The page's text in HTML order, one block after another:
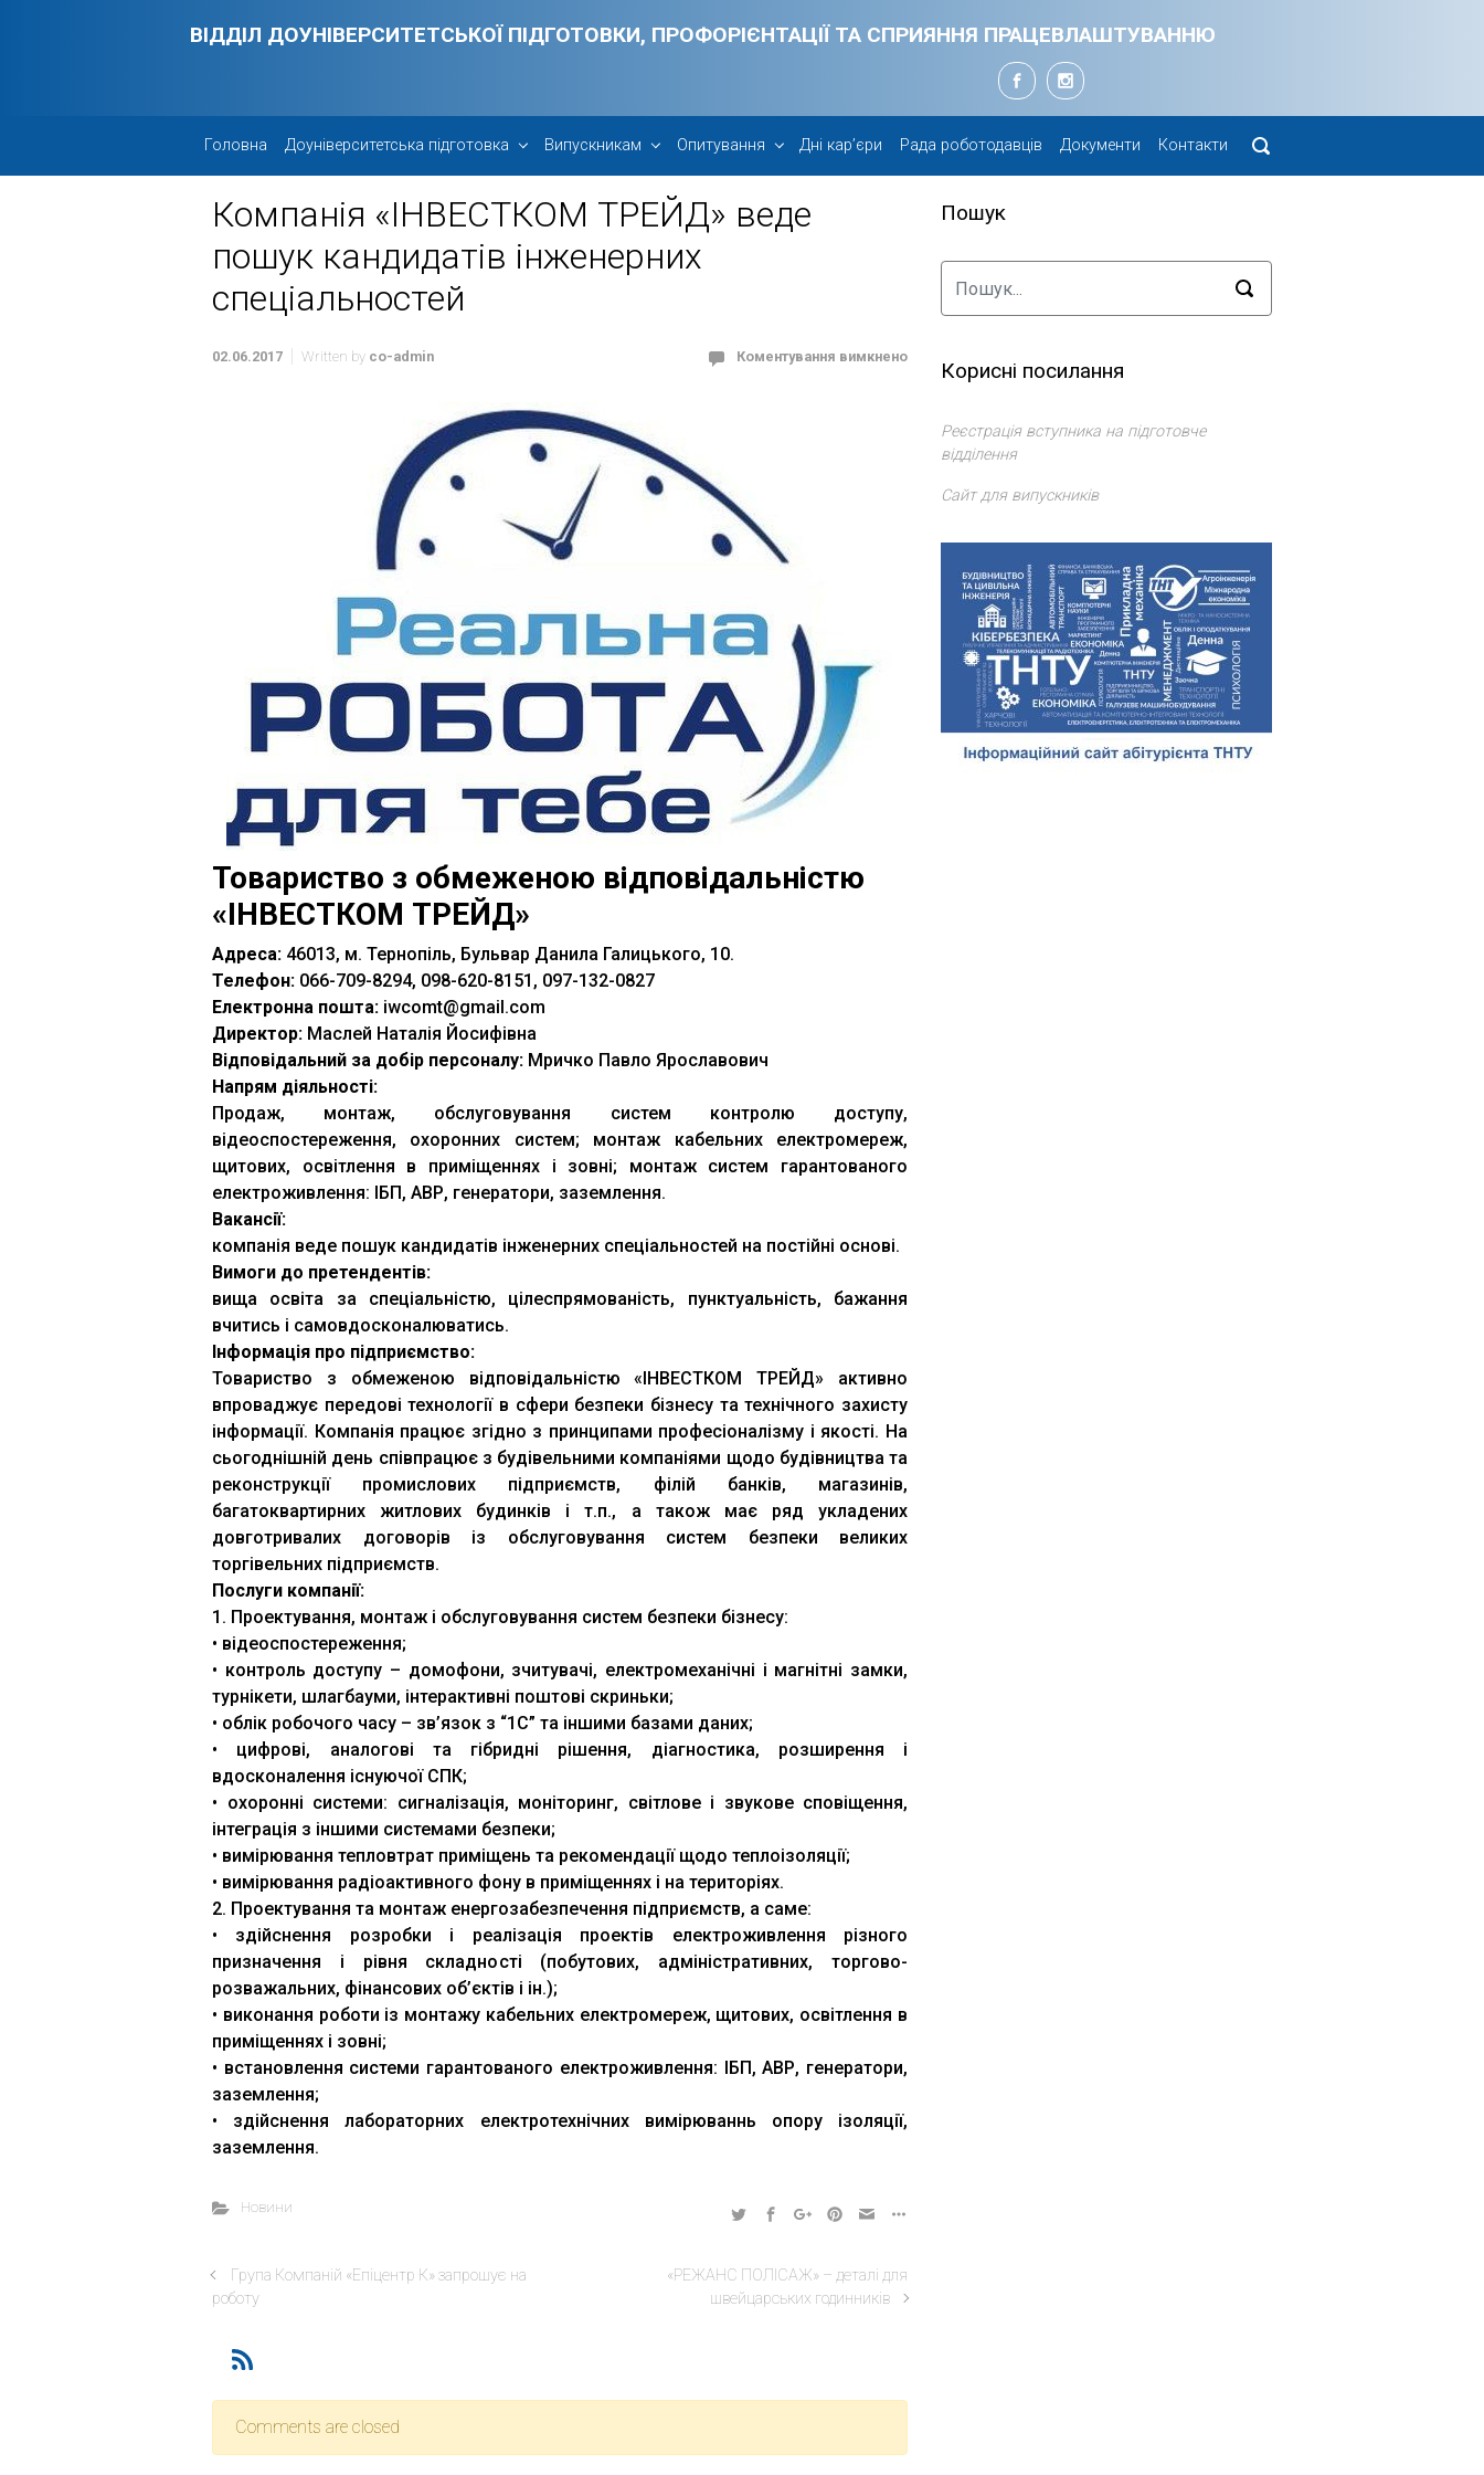
ВІДДІЛ ДОУНІВЕРСИТЕТСЬКОЇ ПІДГОТОВКИ, ПРОФОРІЄНТАЦІЇ ТА СПРИЯННЯ ПРАЦЕВЛАШТУВАННЮ
Головна Доуніверситетська підготовка Випускникам Опитування Дні кар’єри Рада роботодавців Документи Контакти
Компанія «ІНВЕСТКОМ ТРЕЙД» веде
пошук кандидатів інженерних
спеціальностей
02.06.2017 Written by co-admin Коментування вимкнено
Товариство з обмеженою відповідальністю
«ІНВЕСТКОМ ТРЕЙД»
Адреса: 46013, м. Тернопіль, Бульвар Данила Галицького, 10.
Телефон: 066-709-8294, 098-620-8151, 097-132-0827
Електронна пошта: iwcomt@gmail.com
Директор: Маслей Наталія Йосифівна
Відповідальний за добір персоналу: Мричко Павло Ярославович
Напрям діяльності:
Продаж, монтаж, обслуговування систем контролю доступу,
відеоспостереження, охоронних систем; монтаж кабельних електромереж,
щитових, освітлення в приміщеннях і зовні; монтаж систем гарантованого
електроживлення: ІБП, АВР, генератори, заземлення.
Вакансії:
компанія веде пошук кандидатів інженерних спеціальностей на постійні основі.
Вимоги до претендентів:
вища освіта за спеціальністю, цілеспрямованість, пунктуальність, бажання
вчитись і самовдосконалюватись.
Інформація про підприємство:
Товариство з обмеженою відповідальністю «ІНВЕСТКОМ ТРЕЙД» активно
впроваджує передові технології в сфери безпеки бізнесу та технічного захисту
інформації. Компанія працює згідно з принципами професіоналізму і якості. На
сьогоднішній день співпрацює з будівельними компаніями щодо будівництва та
реконструкції промислових підприємств, філій банків, магазинів,
багатоквартирних житлових будинків і т.п., а також має ряд укладених
довготривалих договорів із обслуговування систем безпеки великих
торгівельних підприємств.
Послуги компанії:
1. Проектування, монтаж і обслуговування систем безпеки бізнесу:
• відеоспостереження;
• контроль доступу – домофони, зчитувачі, електромеханічні і магнітні замки,
турнікети, шлагбауми, інтерактивні поштові скриньки;
• облік робочого часу – зв’язок з “1С” та іншими базами даних;
• цифрові, аналогові та гібридні рішення, діагностика, розширення і
вдосконалення існуючої СПК;
• охоронні системи: сигналізація, моніторинг, світлове і звукове сповіщення,
інтеграція з іншими системами безпеки;
• вимірювання тепловтрат приміщень та рекомендації щодо теплоізоляції;
• вимірювання радіоактивного фону в приміщеннях і на територіях.
2. Проектування та монтаж енергозабезпечення підприємств, а саме:
• здійснення розробки і реалізація проектів електроживлення різного
призначення і рівня складності (побутових, адміністративних, торгово-
розважальних, фінансових об’єктів і ін.);
• виконання роботи із монтажу кабельних електромереж, щитових, освітлення в
приміщеннях і зовні;
• встановлення системи гарантованого електроживлення: ІБП, АВР, генератори,
заземлення;
• здійснення лабораторних електротехнічних вимірюваннь опору ізоляції,
заземлення.
Новини
Група Компаній «Епіцентр К» запрошує на
роботу
«РЕЖАНС ПОЛІСАЖ» – деталі для
швейцарських годинників
Comments are closed
Пошук
Корисні посилання
Реєстрація вступника на підготовче
відділення
Сайт для випускників
Відділ доуніверситетської підготовки, профорієнтації та сприяння працевлаштуванню